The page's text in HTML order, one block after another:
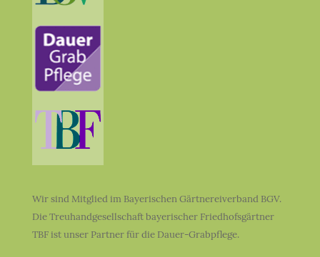
Wir sind Mitglied im Bayerischen Gärtnereiverband BGV.
Die Treuhandgesellschaft bayerischer Friedhofsgärtner
TBF ist unser Partner für die Dauer-Grabpflege.